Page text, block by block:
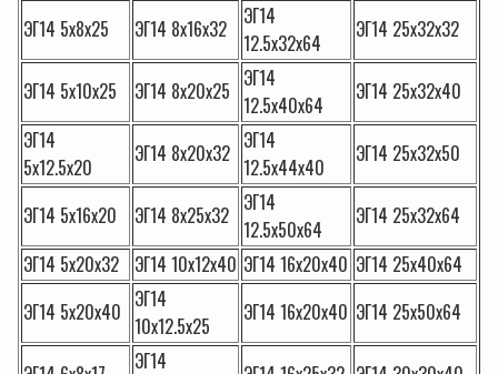
ЭГ14 5х8х25 ЭГ14 8х16х32
ЭГ14
12.5х32х64
ЭГ14 25х32х32
ЭГ14 5х10х25 ЭГ14 8х20х25 ЭГ14
12.5х40х64
ЭГ14 25х32х40
ЭГ14
5х12.5х20
ЭГ14 8х20х32 ЭГ14
12.5х44х40
ЭГ14 25х32х50
ЭГ14 5х16х20 ЭГ14 8х25х32 ЭГ14
12.5х50х64
ЭГ14 25х32х64
ЭГ14 5х20х32
ЭГ14 10х12х40 ЭГ14 16х20х40 ЭГ14 25х40х64
ЭГ14 5х20х40 ЭГ14
10х12.5х25
ЭГ14 16х20х40 ЭГ14 25х50х64
ЭГ14